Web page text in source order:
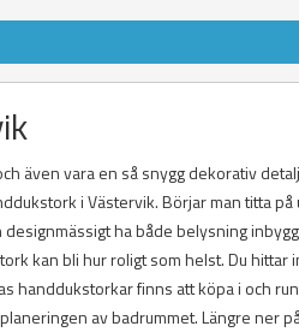
även vara en så snygg dekorativ
i Västervik. Börjar man titta
ha både belysning
kan bli hur roligt som helst. Du
handdukstorkar finns att köpa i och
av badrummet. Längre ner